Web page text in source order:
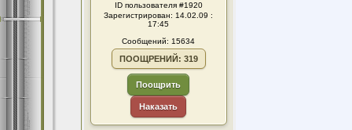
ID пользователя #1920
Зарегистрирован: 14.02.09 :
17:45
Сообщений: 15634
ПООЩРЕНИЙ: 319
Поощрить
Наказать